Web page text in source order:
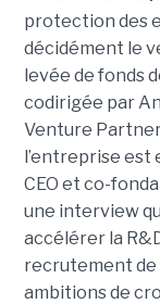
protection des
décidément le
levée de fonds
codirigée par
Venture
l’entreprise est
CEO et co-
une interview
accélérer la
recrutement de
ambitions de